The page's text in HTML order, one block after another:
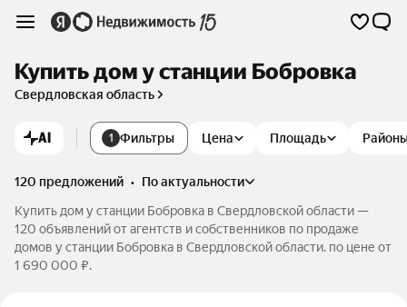
Купить дом у станции Бобровка
Свердловская область
AI 1 Фильтры Цена Площадь
120 предложений •
по актуальности
Купить дом у станции Бобровка в Свердловской области —
120 объявлений от агентств и собственников по продаже
домов у станции Бобровка в Свердловской области. по цене от
1 690 000 ₽.